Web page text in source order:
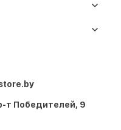
т Победителей, 9